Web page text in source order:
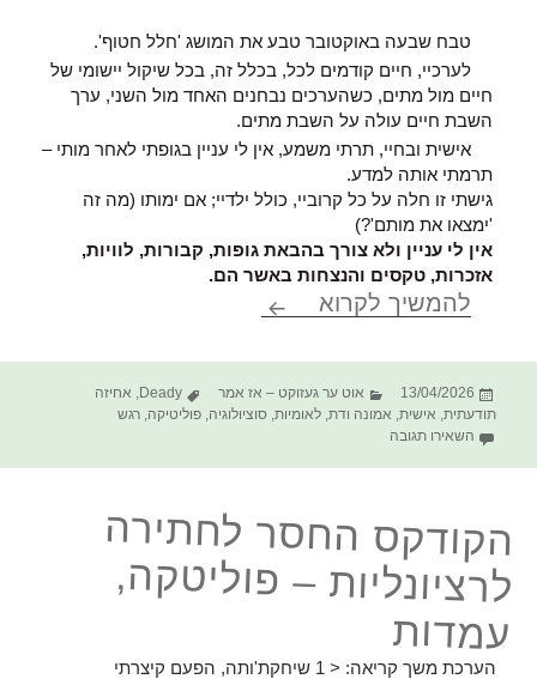
טבח שבעה באוקטובר טבע את המושג 'חלל חטוף'.
לערכיי, חיים קודמים לכל, בכלל זה, בכל שיקול יישומי של
חיים מול מתים, כשהערכים נבחנים האחד מול השני, ערך
השבת חיים עולה על השבת מתים.
אישית ובחיי, תרתי משמע, אין לי עניין בגופתי לאחר מותי –
תרמתי אותה למדע.
גישתי זו חלה על כל קרוביי, כולל ילדיי; אם ימותו (מה זה
'ימצאו את מותם'?)
אין לי עניין ולא צורך בהבאת גופות, קבורות, לוויות,
אזכרות, טקסים והנצחות באשר הם.
להמשיך לקרוא מדרג חיים
פורסם
בתאריך
13/04/2026 קטגוריות
אוט ער געזוקט – אז אמר תגיות
Deady
, אחיזה
תודעתית, אישית, אמונה ודת,לאומיות,סוציולוגיה,פוליטיקה,רגש
השאירו תגובה
הקודקס החסר לחתירה
לרציונליות – פוליטקה,
עמדות
הערכת משך קריאה: < 1 שיחקת'ותה, הפעם קיצרתי